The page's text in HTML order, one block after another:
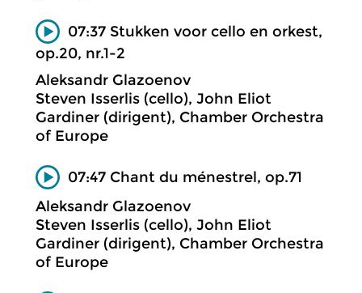
07:37 Stukken voor cello en orkest,
op.20, nr.1-2
Aleksandr Glazoenov
Steven Isserlis (cello), John Eliot
Gardiner (dirigent), Chamber Orchestra
of Europe
07:47 Chant du ménestrel, op.71
Aleksandr Glazoenov
Steven Isserlis (cello), John Eliot
Gardiner (dirigent), Chamber Orchestra
of Europe